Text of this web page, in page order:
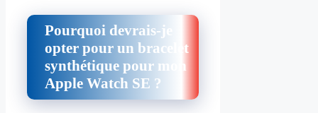
Pourquoi devrais-je
opter pour un bracelet
synthétique pour mon
Apple Watch SE ?